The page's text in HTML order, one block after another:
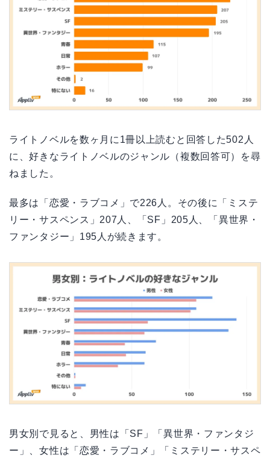
ライトノベルを数ヶ月に1冊以上読むと回答した502人
に、好きなライトノベルのジャンル（複数回答可）を尋
ねました。
最多は「恋愛・ラブコメ」で226人。その後に「ミステ
リー・サスペンス」207人、「SF」205人、「異世界・
ファンタジー」195人が続きます。
男女別で見ると、男性は「SF」「異世界・ファンタジ
ー」、女性は「恋愛・ラブコメ」「ミステリー・サスペ